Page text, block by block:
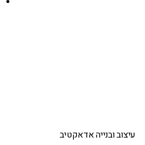
עיצוב ובנייה אדאקטיב